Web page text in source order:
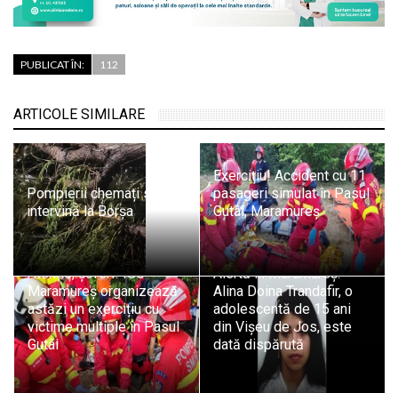
PUBLICAT ÎN: 112
ARTICOLE SIMILARE
Pompierii chemați să
intervină la Borșa
Exercițiu! Accident cu 11
pasageri simulat în Pasul
Gutâi, Maramureș
Atenție, șoferi! ISU
Maramureș organizează
astăzi un exercițiu cu
victime multiple în Pasul
Gutâi
Alertă în Maramureș:
Alina Doina Trandafir, o
adolescentă de 15 ani
din Vișeu de Jos, este
dată dispărută